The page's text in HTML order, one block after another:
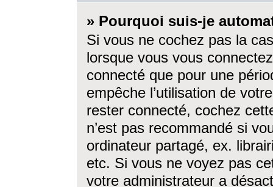
» Pourquoi suis-je
Si vous ne cochez pas la
lorsque vous vous
connecté que pour une
empêche l’utilisation de
rester connecté, cochez
n’est pas recommandé si
ordinateur partagé, ex.
etc. Si vous ne voyez pas
votre administrateur a